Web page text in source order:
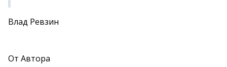
Влад Ревзин
От Автора